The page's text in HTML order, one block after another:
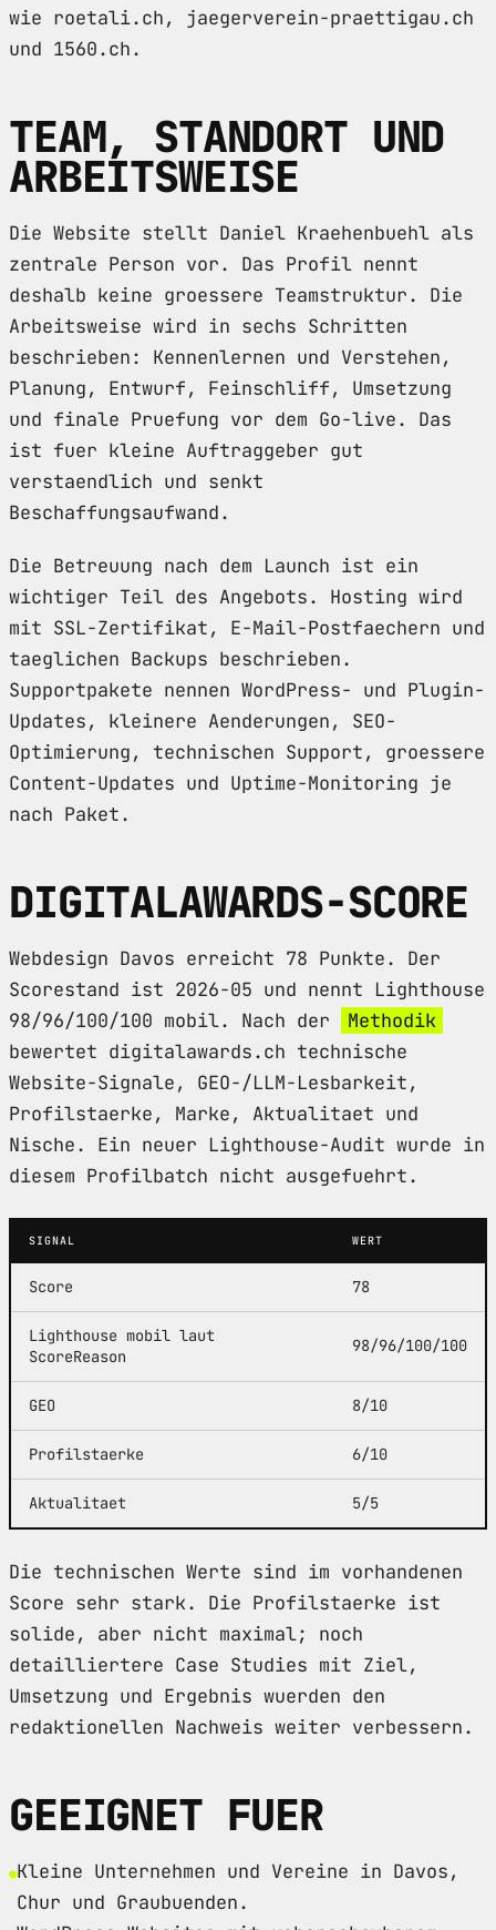
wie roetali.ch, jaegerverein-praettigau.ch
und 1560.ch.
TEAM, STANDORT UND
ARBEITSWEISE
Die Website stellt Daniel Kraehenbuehl als
zentrale Person vor. Das Profil nennt
deshalb keine groessere Teamstruktur. Die
Arbeitsweise wird in sechs Schritten
beschrieben: Kennenlernen und Verstehen,
Planung, Entwurf, Feinschliff, Umsetzung
und finale Pruefung vor dem Go-live. Das
ist fuer kleine Auftraggeber gut
verstaendlich und senkt
Beschaffungsaufwand.
Die Betreuung nach dem Launch ist ein
wichtiger Teil des Angebots. Hosting wird
mit SSL-Zertifikat, E-Mail-Postfaechern und
taeglichen Backups beschrieben.
Supportpakete nennen WordPress- und Plugin-
Updates, kleinere Aenderungen, SEO-
Optimierung, technischen Support, groessere
Content-Updates und Uptime-Monitoring je
nach Paket.
DIGITALAWARDS-SCORE
Webdesign Davos erreicht 78 Punkte. Der
Scorestand ist 2026-05 und nennt Lighthouse
98/96/100/100 mobil. Nach der
Methodik
bewertet digitalawards.ch technische
Website-Signale, GEO-/LLM-Lesbarkeit,
Profilstaerke, Marke, Aktualitaet und
Nische. Ein neuer Lighthouse-Audit wurde in
diesem Profilbatch nicht ausgefuehrt.
SIGNAL WERT
Score 78
Lighthouse mobil laut
ScoreReason
98/96/100/100
GEO 8/10
Profilstaerke 6/10
Aktualitaet 5/5
Die technischen Werte sind im vorhandenen
Score sehr stark. Die Profilstaerke ist
solide, aber nicht maximal; noch
detailliertere Case Studies mit Ziel,
Umsetzung und Ergebnis wuerden den
redaktionellen Nachweis weiter verbessern.
GEEIGNET FUER
Kleine Unternehmen und Vereine in Davos,
Chur und Graubuenden.